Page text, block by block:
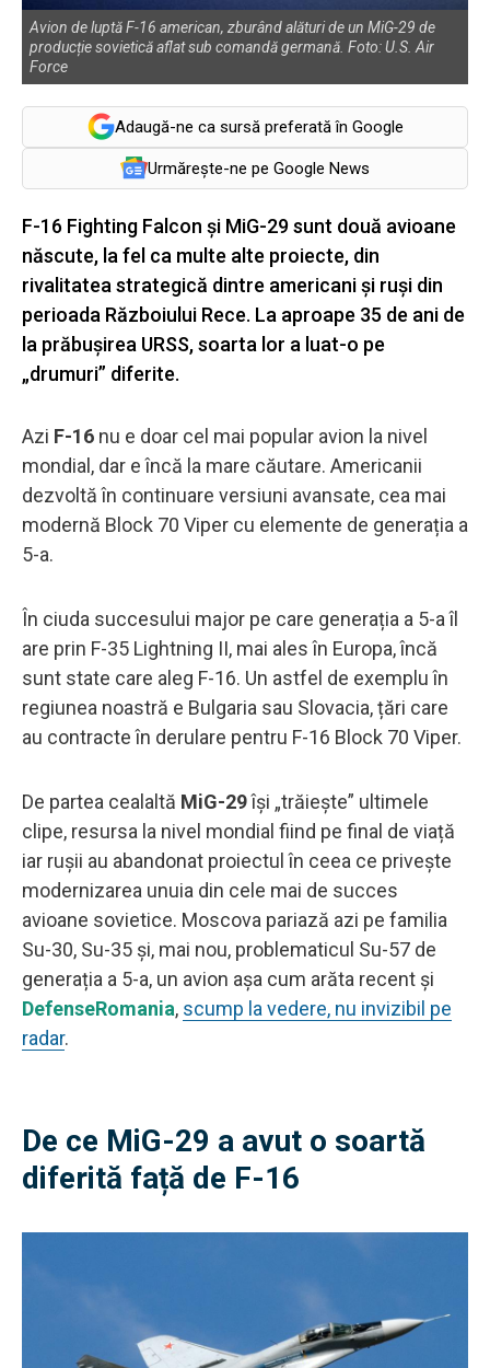
Avion de luptă F-16 american, zburând alături de un MiG-29 de
producție sovietică aflat sub comandă germană. Foto: U.S. Air
Force
Adaugă-ne ca sursă preferată în Google
Urmărește-ne pe Google News
F-16 Fighting Falcon și MiG-29 sunt două avioane
născute, la fel ca multe alte proiecte, din
rivalitatea strategică dintre americani și ruși din
perioada Războiului Rece. La aproape 35 de ani de
la prăbușirea URSS, soarta lor a luat-o pe
„drumuri” diferite.
Azi F-16 nu e doar cel mai popular avion la nivel
mondial, dar e încă la mare căutare. Americanii
dezvoltă în continuare versiuni avansate, cea mai
modernă Block 70 Viper cu elemente de generația a
5-a.
În ciuda succesului major pe care generația a 5-a îl
are prin F-35 Lightning II, mai ales în Europa, încă
sunt state care aleg F-16. Un astfel de exemplu în
regiunea noastră e Bulgaria sau Slovacia, țări care
au contracte în derulare pentru F-16 Block 70 Viper.
De partea cealaltă MiG-29își „trăiește” ultimele
clipe, resursa la nivel mondial fiind pe final de viață
iar rușii au abandonat proiectul în ceea ce privește
modernizarea unuia din cele mai de succes
avioane sovietice. Moscova pariază azi pe familia
Su-30, Su-35 și, mai nou, problematicul Su-57 de
generația a 5-a, un avion așa cum arăta recent și
DefenseRomania, scump la vedere, nu invizibil pe
radar.
De ce MiG-29 a avut o soartă
diferită față de F-16